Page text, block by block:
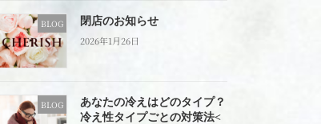
BLOG 閉店のお知らせ
2026年1月26日
BLOG
あなたの冷えはどのタイプ？
冷え性タイプごとの対策法<